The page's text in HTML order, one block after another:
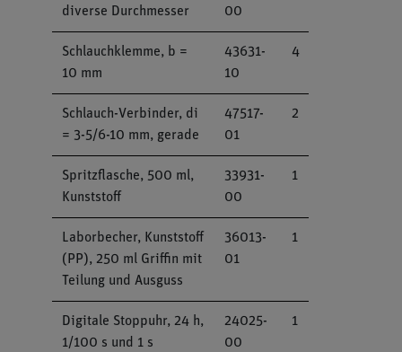
diverse Durchmesser
00
Schlauchklemme, b =
10 mm
43631-
10
4
Schlauch-Verbinder, di
= 3-5/6-10 mm, gerade
47517-
01
2
Spritzflasche, 500 ml,
Kunststoff
33931-
00
1
Laborbecher, Kunststoff
(PP), 250 ml Griffin mit
Teilung und Ausguss
36013-
01
1
Digitale Stoppuhr, 24 h,
1/100 s und 1 s
24025-
00
1